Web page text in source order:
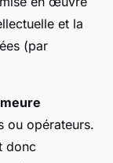
et la
(par
ou opérateurs.
donc